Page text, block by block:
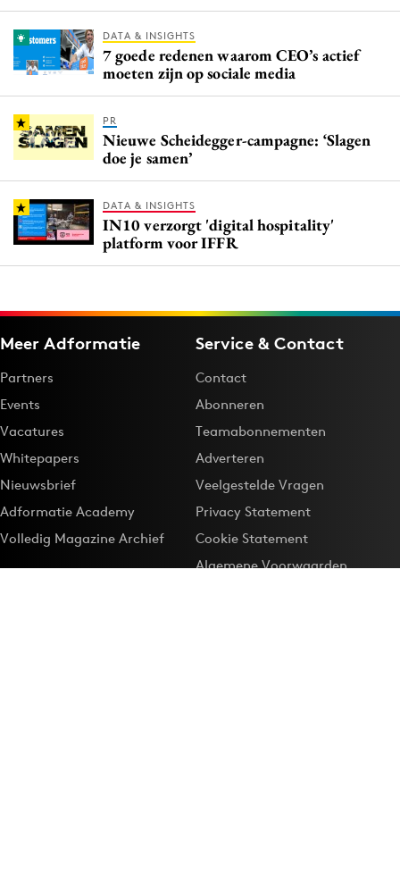
DATA & INSIGHTS
7 goede redenen waarom CEO’s actief
moeten zijn op sociale media
PR
Nieuwe Scheidegger-campagne: ‘Slagen
doe je samen’
DATA & INSIGHTS
IN10 verzorgt 'digital hospitality'
platform voor IFFR
Meer Adformatie
Partners
Events
Vacatures
Whitepapers
Nieuwsbrief
Adformatie Academy
Volledig Magazine Archief
Service & Contact
Contact
Abonneren
Teamabonnementen
Adverteren
Veelgestelde Vragen
Privacy Statement
Cookie Statement
Algemene Voorwaarden